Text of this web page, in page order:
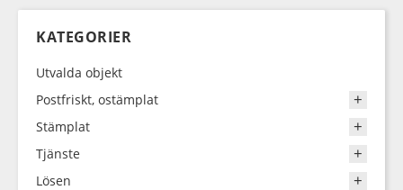
KATEGORIER
Utvalda objekt
Postfriskt, ostämplat
Stämplat
Tjänste
Lösen